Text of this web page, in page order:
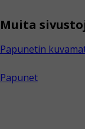
Muita
Papunetin
Papunet